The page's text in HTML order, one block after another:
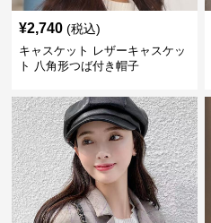
¥2,740 (税込)
キャスケット レザーキャスケッ
ト 八角形つば付き帽子